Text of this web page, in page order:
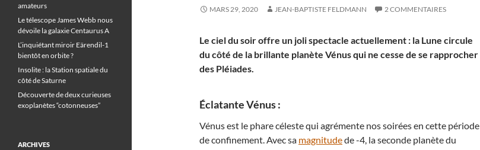
MARS 29, 2020 JEAN-BAPTISTE FELDMANN 2 COMMENTAIRES
Le ciel du soir offre un joli spectacle actuellement : la Lune circule
du côté de la brillante planète Vénus qui ne cesse de se rapprocher
des Pléiades.
Éclatante Vénus :
Vénus est le phare céleste qui agrémente nos soirées en cette période
de confinement. Avec sa magnitudede -4, la seconde planète du
amateurs
Le télescope James Webb nous
dévoile la galaxie Centaurus A
L’inquiétant miroir Eärendil-1
bientôt en orbite ?
Insolite : la Station spatiale du
côté de Saturne
Découverte de deux curieuses
exoplanètes “cotonneuses”
ARCHIVES